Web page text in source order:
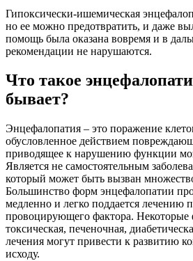
Гипоксически-ишемическая
но ее можно предотвратить, и даже
помощь была оказана вовремя и в
рекомендации не нарушаются.
Что такое
бывает?
Энцефалопатия – это поражение
обусловленное действием
приводящее к нарушению функции
Является не самостоятельным
который может быть вызван
Большинство форм энцефалопатии
медленно и легко поддается лечению
провоцирующего фактора.
токсическая, печеночная,
лечения могут привести к развитию
исходу.